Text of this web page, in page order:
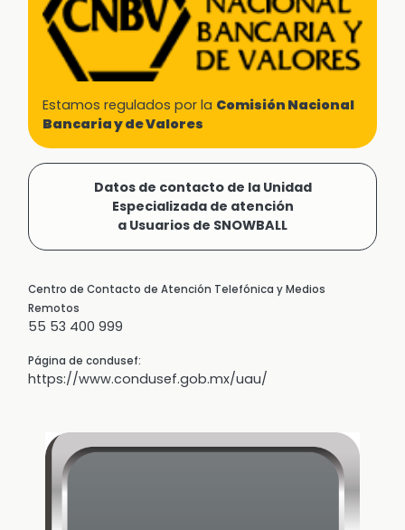
Estamos regulados por la Comisión Nacional
Bancaria y de Valores
Datos de contacto de la Unidad
Especializada de atención
a Usuarios de SNOWBALL
Centro de Contacto de Atención Telefónica y Medios
Remotos
55 53 400 999
Página de condusef:
https://www.condusef.gob.mx/uau/